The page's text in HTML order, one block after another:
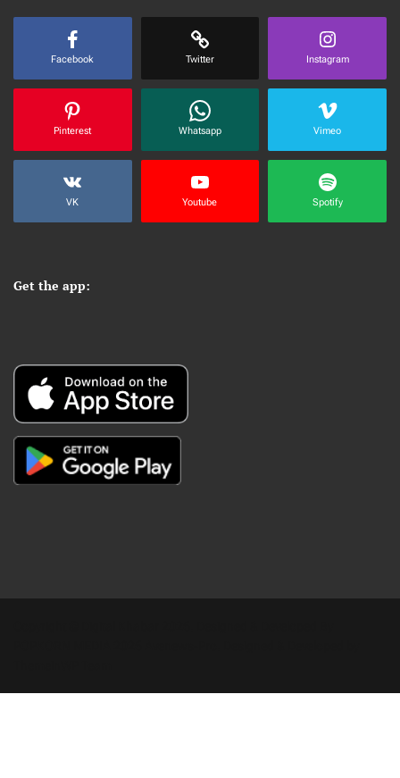
Facebook Twitter Instagram
Pinterest Whatsapp Vimeo
VK Youtube Spotify
Get the app: